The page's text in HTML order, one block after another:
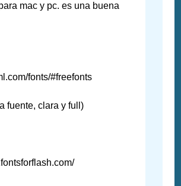
mac y pc. es una buena
fonts/#freefonts
fuente, clara y full)